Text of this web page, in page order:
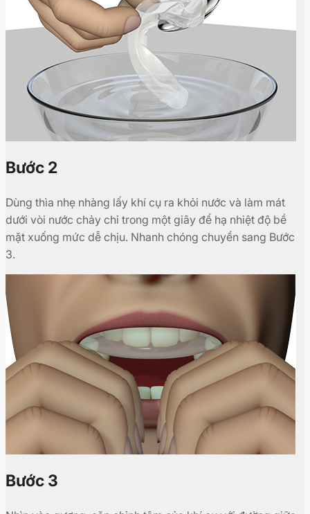
Bước 2
Dùng thìa nhẹ nhàng lấy khí cụ ra khỏi nước và làm mát
dưới vòi nước chảy chỉ trong một giây để hạ nhiệt độ bề
mặt xuống mức dễ chịu. Nhanh chóng chuyển sang Bước
3.
Bước 3